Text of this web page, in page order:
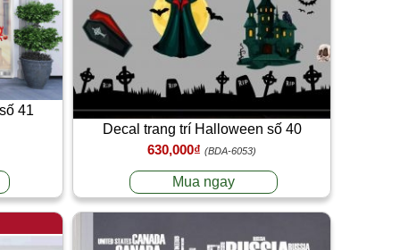
41
Decal trang trí Halloween số 40
630,000₫ (BDA-6053)
Mua ngay